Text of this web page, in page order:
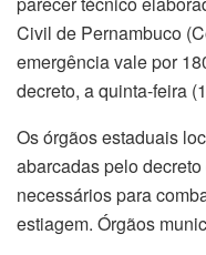
Civil de Pernambuco
emergência vale por
decreto, a quinta-feira
Os órgãos estaduais
abarcadas pelo
necessários para
estiagem. Órgãos